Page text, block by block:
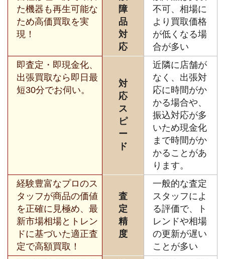
た機器も再生可能な
ため高価買取を実
現！
障
品
対
応
不可、相場に
より買取価格
が低くなる場
合が多い
即査定・即現金化、
出張買取なら即日最
短30分でお伺い。
対
応
ス
ピ
ー
ド
近隣に店舗が
なく、出張対
応に時間がか
かる場合や、
振込対応が多
いため現金化
まで時間がか
かることがあ
ります。
経験豊富なプロのス
タッフが商品の価値
を正確に見極め、最
新市場相場とトレン
ドに基づいた適正査
定で高額買取！
査
定
精
度
一般的な査定
スタッフによ
る評価で、ト
レンドや相場
の更新が遅い
ことが多い